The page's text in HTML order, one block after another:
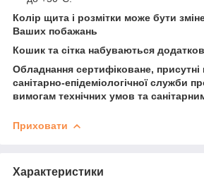
Колір щита і розмітки може бути
Ваших побажань
Кошик та сітка набуваються
Обладнання сертифіковане,
санітарно-епідеміологічної служби
вимогам технічних умов та
Приховати
Характеристики